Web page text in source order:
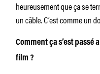
heureusement que ça se
un câble. C’est comme un
Comment ça s’est
film ?